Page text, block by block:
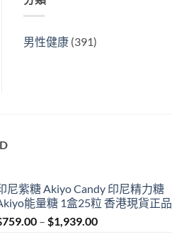
男性健康(391)
尼紫糖 Akiyo Candy 印尼精力糖
能量糖 1盒25粒 香港現貨正品
759.00 – $1,939.00Price